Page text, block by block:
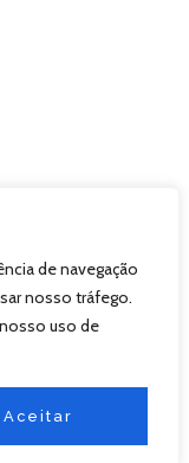
de navegação
nosso tráfego.
uso de
Aceitar